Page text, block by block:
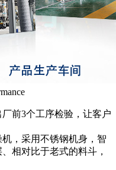
前3个工序检验，让客户
，采用不锈钢机身，智
相对比于老式的料斗，